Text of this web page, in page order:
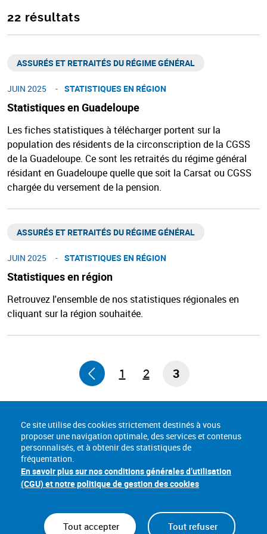
22 résultats
Statistiques en Guadeloupe
ASSURÉS ET RETRAITÉS DU RÉGIME GÉNÉRAL​
JUIN 2025 STATISTIQUES EN RÉGION​
Les fiches statistiques à télécharger portent sur la
population des résidents de la circonscription de la CGSS
de la Guadeloupe. Ce sont les retraités du régime général
résidant en Guadeloupe quelle que soit la Carsat ou CGSS
chargée du versement de la pension.
Statistiques en région
ASSURÉS ET RETRAITÉS DU RÉGIME GÉNÉRAL​
JUIN 2025 STATISTIQUES EN RÉGION​
Retrouvez l'ensemble de nos statistiques régionales en
cliquant sur la région souhaitée.
1 2 3
Ce site utilise des cookies strictement destinés à vous
proposer une navigation optimale, des services et contenus
personnalisés, et à obtenir des statistiques de
fréquentation.
En savoir plus sur nos conditions générales d’utilisation
(CGU) et notre politique de gestion des cookies
Tout accepter Tout refuser